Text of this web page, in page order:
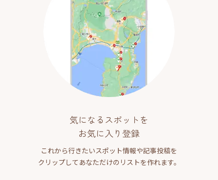
気になるスポットを
お気に入り登録
これから行きたいスポット情報や記事投稿を
クリップしてあなただけのリストを作れます。